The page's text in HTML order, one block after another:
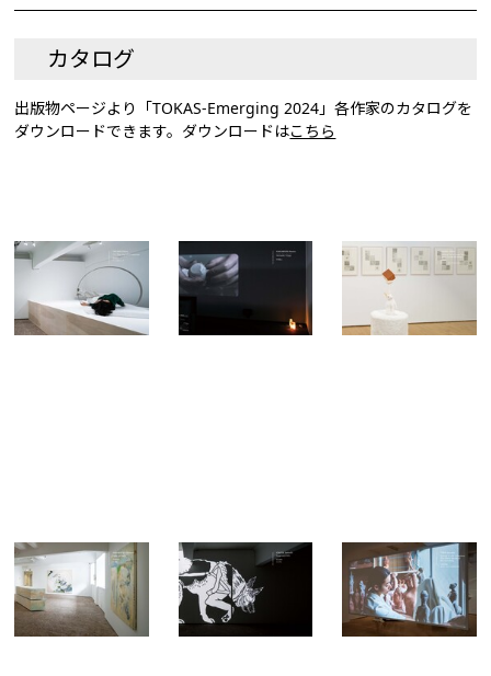
カタログ
出版物ページより「TOKAS-Emerging 2024」各作家のカタログを
ダウンロードできます。ダウンロードはこちら